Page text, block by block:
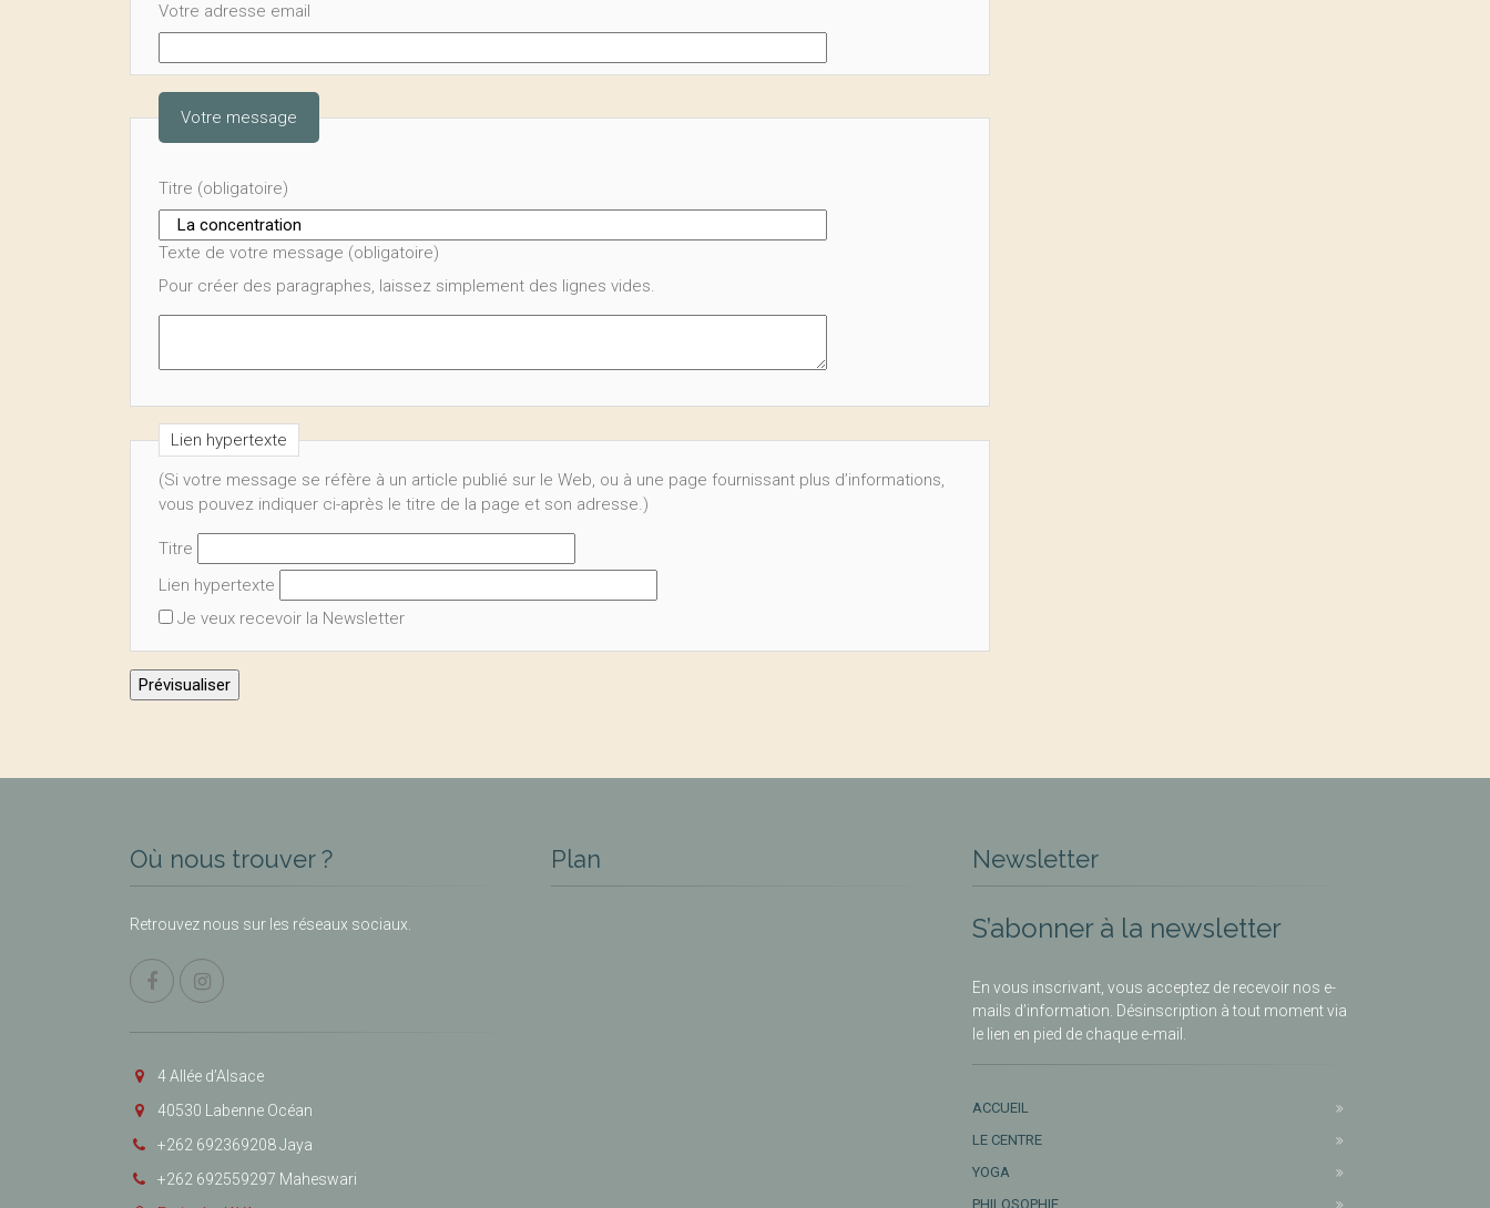
Votre adresse email
Votre message
Titre (obligatoire)
Texte de votre message (obligatoire)
Pour créer des paragraphes, laissez simplement des lignes vides.
Lien hypertexte
(Si votre message se réfère à un article publié sur le Web, ou à une page fournissant plus d’informations,
vous pouvez indiquer ci-après le titre de la page et son adresse.)
Titre
Lien hypertexte
Je veux recevoir la Newsletter
Où nous trouver ?
Retrouvez nous sur les réseaux sociaux.
4 Allée d’Alsace
40530 Labenne Océan
+262 692369208 Jaya
+262 692559297 Maheswari
Plan Newsletter
S’abonner à la newsletter
En vous inscrivant, vous acceptez de recevoir nos e-
mails d’information. Désinscription à tout moment via
le lien en pied de chaque e-mail.
ACCUEIL
LE CENTRE
YOGA
PHILOSOPHIE